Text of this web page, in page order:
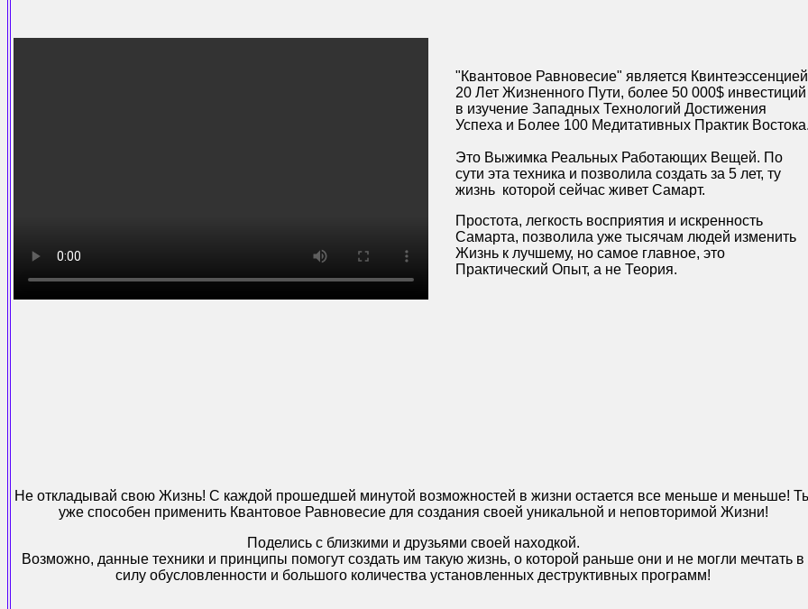
"Квантовое Равновесие" является Квинтеэссенцией
20 Лет Жизненного Пути, более 50 000$ инвестиций
в изучение Западных Технологий Достижения
Успеха и Более 100 Медитативных Практик
Это Выжимка Реальных Работающих Вещей. По
сути эта техника и позволила создать за 5 лет, ту
жизнь которой сейчас живет Самарт.
Простота, легкость восприятия и искренность
Самарта, позволила уже тысячам людей изменить
Жизнь к лучшему, но самое главное, это
Практический Опыт, а не Теория.
Не откладывай свою Жизнь! С каждой прошедшей минутой возможностей в жизни остается все меньше и меньше!
уже способен применить Квантовое Равновесие для создания своей уникальной и неповторимой Жизни!
Поделись с близкими и друзьями своей находкой.
Возможно, данные техники и принципы помогут создать им такую жизнь, о которой раньше они и не могли мечтать в
силу обусловленности и большого количества установленных деструктивных программ!